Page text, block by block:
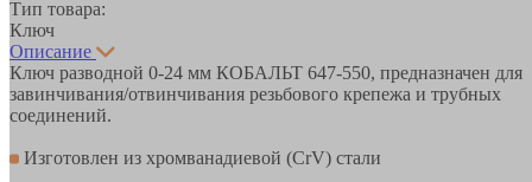
Тип товара:
Ключ
Описание
Ключ разводной 0-24 мм КОБАЛЬТ 647-550, предназначен для
завинчивания/отвинчивания резьбового крепежа и трубных
соединений.
Изготовлен из хромванадиевой (CrV) стали